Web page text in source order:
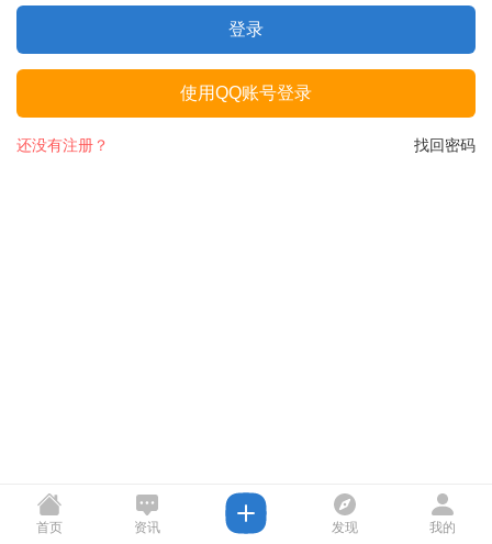
登录
使用QQ账号登录
找回密码
还没有注册？
首页 资讯 发现 我的